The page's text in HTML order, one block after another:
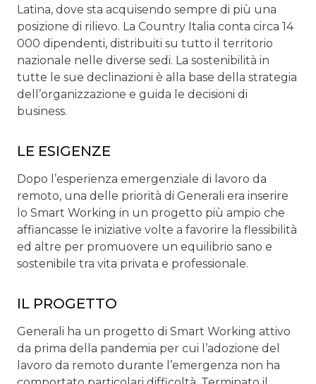
Latina, dove sta acquisendo sempre di più una
posizione di rilievo. La Country Italia conta circa 14
000 dipendenti, distribuiti su tutto il territorio
nazionale nelle diverse sedi. La sostenibilità in
tutte le sue declinazioni è alla base della strategia
dell’organizzazione e guida le decisioni di
business.
LE ESIGENZE
Dopo l’esperienza emergenziale di lavoro da
remoto, una delle priorità di Generali era inserire
lo Smart Working in un progetto più ampio che
affiancasse le iniziative volte a favorire la flessibilità
ed altre per promuovere un equilibrio sano e
sostenibile tra vita privata e professionale.
IL PROGETTO
Generali ha un progetto di Smart Working attivo
da prima della pandemia per cui l’adozione del
lavoro da remoto durante l’emergenza non ha